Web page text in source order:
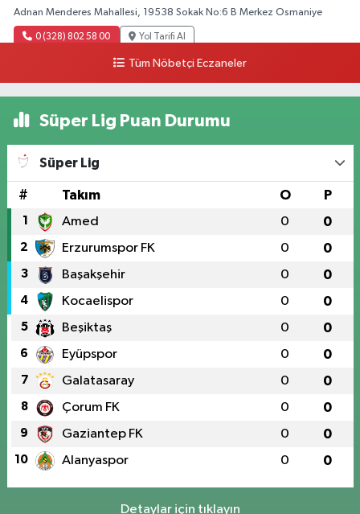
Adnan Menderes Mahallesi, 19538 Sokak No:6 B Merkez Osmaniye
0 (328) 802 58 00 Yol Tarifi Al
Tüm Nöbetçi Eczaneler
Süper Lig Puan Durumu
Süper Lig
# Takım O P
1 Amed 0 0
2 Erzurumspor FK 0 0
3 Başakşehir 0 0
4 Kocaelispor 0 0
5 Beşiktaş 0 0
6 Eyüpspor 0 0
7 Galatasaray 0 0
8 Çorum FK 0 0
9 Gaziantep FK 0 0
10 Alanyaspor 0 0
Detaylar için tıklayın